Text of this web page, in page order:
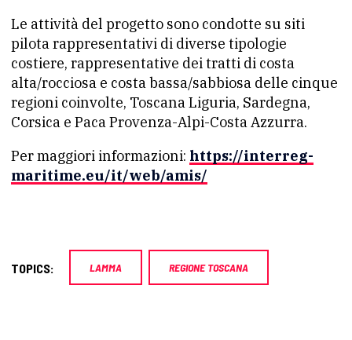
Le attività del progetto sono condotte su siti
pilota rappresentativi di diverse tipologie
costiere, rappresentative dei tratti di costa
alta/rocciosa e costa bassa/sabbiosa delle cinque
regioni coinvolte, Toscana Liguria, Sardegna,
Corsica e Paca Provenza-Alpi-Costa Azzurra.
Per maggiori informazioni: https://interreg-
maritime.eu/it/web/amis/
TOPICS: LAMMA REGIONE TOSCANA